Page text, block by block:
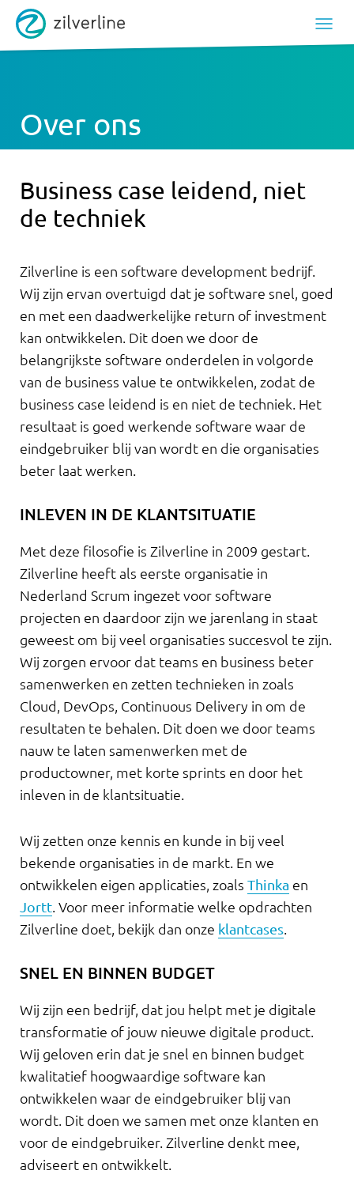
Over ons
Business case leidend, niet
de techniek
Zilverline is een software development bedrijf.
Wij zijn ervan overtuigd dat je software snel, goed
en met een daadwerkelijke return of investment
kan ontwikkelen. Dit doen we door de
belangrijkste software onderdelen in volgorde
van de business value te ontwikkelen, zodat de
business case leidend is en niet de techniek. Het
resultaat is goed werkende software waar de
eindgebruiker blij van wordt en die organisaties
beter laat werken.
INLEVEN IN DE KLANTSITUATIE
Met deze filosofie is Zilverline in 2009 gestart.
Zilverline heeft als eerste organisatie in
Nederland Scrum ingezet voor software
projecten en daardoor zijn we jarenlang in staat
geweest om bij veel organisaties succesvol te zijn.
Wij zorgen ervoor dat teams en business beter
samenwerken en zetten technieken in zoals
Cloud, DevOps, Continuous Delivery in om de
resultaten te behalen. Dit doen we door teams
nauw te laten samenwerken met de
productowner, met korte sprints en door het
inleven in de klantsituatie.
Wij zetten onze kennis en kunde in bij veel
bekende organisaties in de markt. En we
ontwikkelen eigen applicaties, zoals Thinka en
Jortt. Voor meer informatie welke opdrachten
Zilverline doet, bekijk dan onze klantcases.
SNEL EN BINNEN BUDGET
Wij zijn een bedrijf, dat jou helpt met je digitale
transformatie of jouw nieuwe digitale product.
Wij geloven erin dat je snel en binnen budget
kwalitatief hoogwaardige software kan
ontwikkelen waar de eindgebruiker blij van
wordt. Dit doen we samen met onze klanten en
voor de eindgebruiker. Zilverline denkt mee,
adviseert en ontwikkelt.